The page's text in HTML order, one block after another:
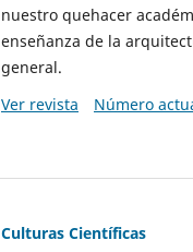
nuestro quehacer
enseñanza de la
general.
Ver revista
Número
Culturas Científicas